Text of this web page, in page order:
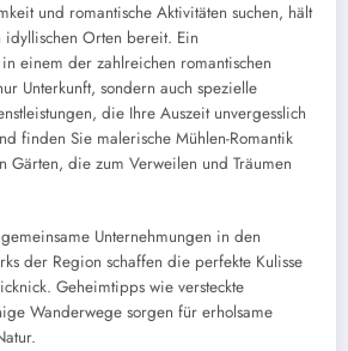
und romantische Aktivitäten suchen, hält
Orten bereit. Ein
einem der zahlreichen romantischen
Unterkunft, sondern auch spezielle
die Ihre Auszeit unvergesslich
finden Sie malerische Mühlen-Romantik
Gärten, die zum Verweilen und Träumen
Unternehmungen in den
der Region schaffen die perfekte Kulisse
Geheimtipps wie versteckte
Wanderwege sorgen für erholsame